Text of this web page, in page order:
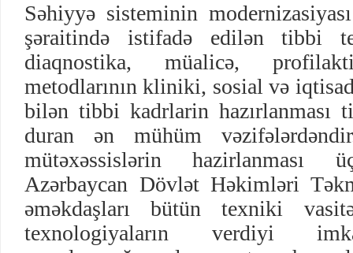
Səhiyyə sisteminin
şəraitində istifadə edilən tibbi
diaqnostika, müalicə,
metodlarının kliniki, sosial və
bilən tibbi kadrlarin hazırlanması
duran ən mühüm
mütəxəssislərin
Azərbaycan Dövlət Həkimləri
əməkdaşları bütün texniki
texnologiyaların verdiyi